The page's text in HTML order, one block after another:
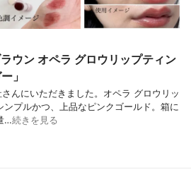
ウン オペラ グロウリップティン
」
んにいただきました。オペラ グロウリッ
プルかつ、上品なピンクゴールド。箱に
…続きを見る